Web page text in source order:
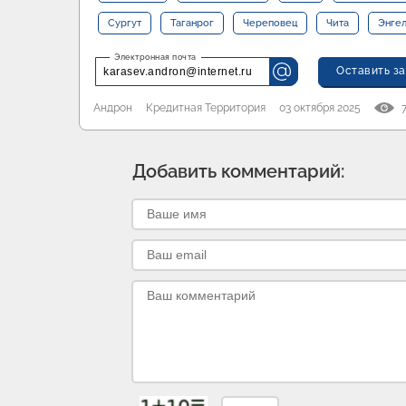
Сургут Таганрог Череповец Чита
karasev.andron@internet.ru Оставить
Андрон Кредитная Территория 03 октября 2025
Добавить комментарий: